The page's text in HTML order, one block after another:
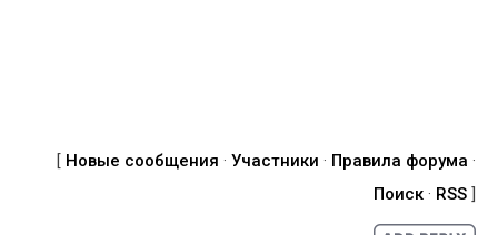
[ Новые сообщения · Участники · Правила форума ·
Поиск · RSS ]